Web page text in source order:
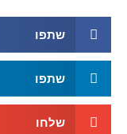
שתפו
שתפו
שלחו